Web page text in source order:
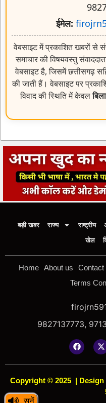
सुनें
ईमेल:
वेबसाइट में प्रकाशित खबरों से
समाचार की विषयवस्तु
वेबसाइट है, जिसमें छत्तीसगढ़
की जाती हैं। वेबसाइट पर
विवाद की स्थिति में केवल
बड़ी खबर राज्य राष्ट्रीय
खेल
Home About us Contact
Terms
9827137773,
Copyright © 2025 | Design